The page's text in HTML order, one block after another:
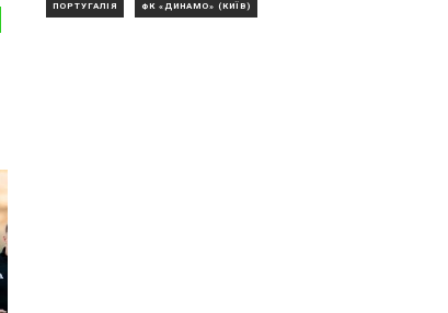
ПОРТУГАЛІЯ ФК «ДИНАМО» (КИЇВ)